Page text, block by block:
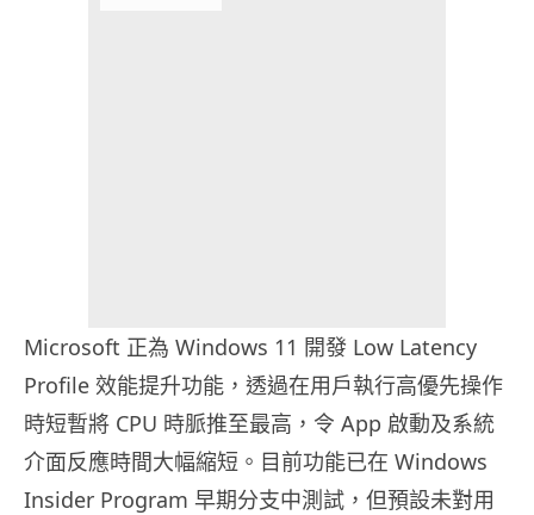
Microsoft 正為 Windows 11 開發 Low Latency
Profile 效能提升功能，透過在用戶執行高優先操作
時短暫將 CPU 時脈推至最高，令 App 啟動及系統
介面反應時間大幅縮短。目前功能已在 Windows
Insider Program 早期分支中測試，但預設未對用